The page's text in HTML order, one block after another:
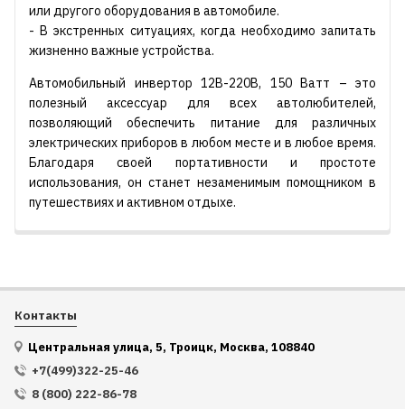
или другого оборудования в автомобиле.
- В экстренных ситуациях, когда необходимо запитать
жизненно важные устройства.
Автомобильный инвертор 12В-220В, 150 Ватт – это
полезный аксессуар для всех автолюбителей,
позволяющий обеспечить питание для различных
электрических приборов в любом месте и в любое время.
Благодаря своей портативности и простоте
использования, он станет незаменимым помощником в
путешествиях и активном отдыхе.
Контакты
Центральная улица, 5, Троицк, Москва, 108840
+7(499)322-25-46
8 (800) 222-86-78